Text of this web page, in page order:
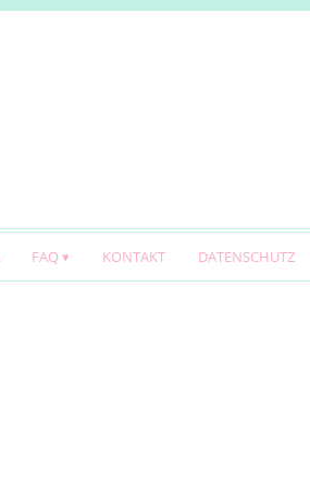
FAQ KONTAKT DATENSCHUTZ